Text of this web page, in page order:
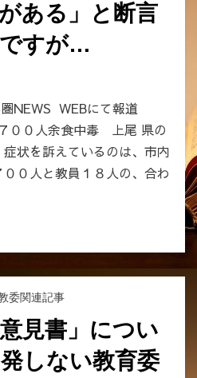
ある」と断言
ですが…
NEWS WEBにて報道
００人余食中毒 上尾 県の
状を訴えているのは、市内
０人と教員１８人の、合わ
委関連記事
見書」につい
しない教育委